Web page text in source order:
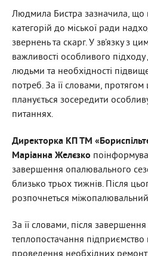
Людмила Бистра зазначила, що
категорій до міської ради
звернень та скарг. У зв’язку з
важливості особливого
людьми та необхідності
потреб. За її словами,
планується зосередити
питаннях.
Директорка КП ТМ
Маріанна Желєзко
завершення опалювального
близько трьох тижнів. Після
розпочнеться
За її словами, після
теплопостачання підприємство